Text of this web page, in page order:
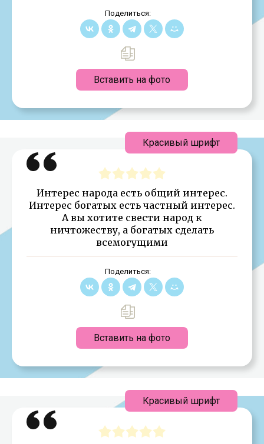
Поделиться:
Вставить на фото
Интерес народа есть общий интерес.
Интерес богатых есть частный интерес.
А вы хотите свести народ к
ничтожеству, а богатых сделать
всемогущими
Поделиться:
Вставить на фото
Красивый шрифт
Красивый шрифт